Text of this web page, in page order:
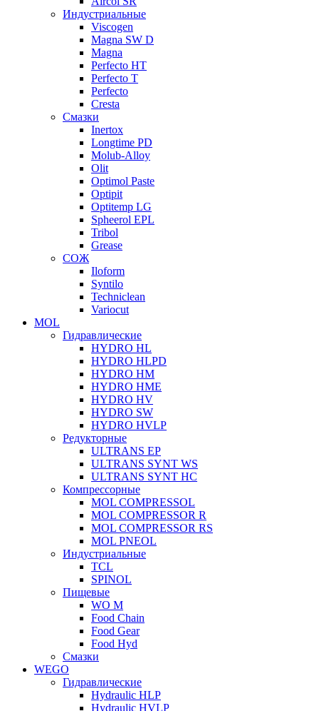
Индустриальные
Viscogen
Magna SW D
Magna
Perfecto HT
Perfecto T
Perfecto
Cresta
Смазки
Inertox
Longtime PD
Molub-Alloy
Olit
Optimol Paste
Optipit
Optitemp LG
Spheerol EPL
Tribol
Grease
СОЖ
Iloform
Syntilo
Techniclean
Variocut
MOL
Гидравлические
HYDRO HL
HYDRO HLPD
HYDRO HM
HYDRO HME
HYDRO HV
HYDRO SW
HYDRO HVLP
Редукторные
ULTRANS EP
ULTRANS SYNT WS
ULTRANS SYNT HC
Компрессорные
MOL COMPRESSOL
MOL COMPRESSOR R
MOL COMPRESSOR RS
MOL PNEOL
Индустриальные
TCL
SPINOL
Пищевые
WO M
Food Chain
Food Gear
Food Hyd
Смазки
WEGO
Гидравлические
Hydraulic HLP
Hydraulic HVLP